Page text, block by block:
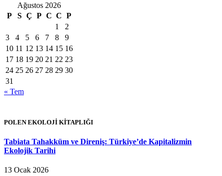
Ağustos 2026
P
S Ç P C C P
1
2
3
4 5 6 7 8
9
10 11 12 13 14 15 16
17 18 19 20 21 22 23
24 25 26 27 28 29 30
31
« Tem
POLEN EKOLOJİ KİTAPLIĞI
Tabiata Tahakküm ve Direniş: Türkiye’de Kapitalizmin
Ekolojik Tarihi
13 Ocak 2026